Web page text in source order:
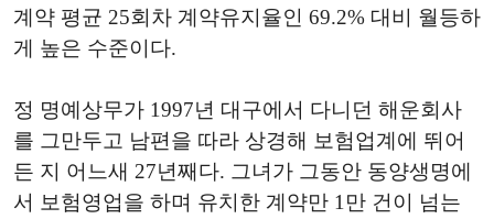
계약 평균 25회차 계약유지율인 69.2% 대비 월등하
게 높은 수준이다.
정 명예상무가 1997년 대구에서 다니던 해운회사
를 그만두고 남편을 따라 상경해 보험업계에 뛰어
든 지 어느새 27년째다. 그녀가 그동안 동양생명에
서 보험영업을 하며 유치한 계약만 1만 건이 넘는